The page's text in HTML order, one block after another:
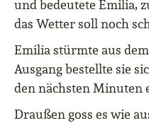
und bedeutete Emilia,
das Wetter soll noch
Emilia stürmte aus
Ausgang bestellte sie
den nächsten Minuten
Draußen goss es wie